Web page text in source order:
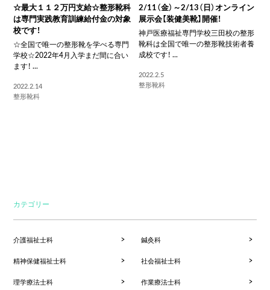
☆最大１１２万円支給☆整形靴科
は専門実践教育訓練給付金の対象
校です！
☆全国で唯一の整形靴を学べる専門
学校☆2022年4月入学まだ間に合い
ます！ ...
2022.2.14
整形靴科
2/11（金）～2/13（日）オンライン
展示会【装健美靴】開催！
神戸医療福祉専門学校三田校の整形
靴科は全国で唯一の整形靴技術者養
成校です！ ...
2022.2.5
整形靴科
カテゴリー
介護福祉士科 鍼灸科
精神保健福祉士科 社会福祉士科
理学療法士科 作業療法士科